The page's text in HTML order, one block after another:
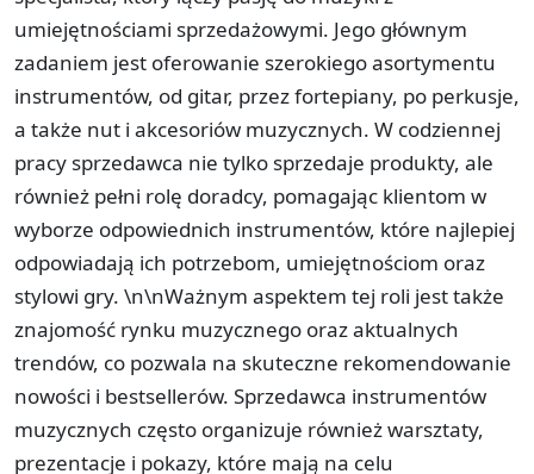
umiejętnościami sprzedażowymi. Jego głównym
zadaniem jest oferowanie szerokiego asortymentu
instrumentów, od gitar, przez fortepiany, po perkusje,
a także nut i akcesoriów muzycznych. W codziennej
pracy sprzedawca nie tylko sprzedaje produkty, ale
również pełni rolę doradcy, pomagając klientom w
wyborze odpowiednich instrumentów, które najlepiej
odpowiadają ich potrzebom, umiejętnościom oraz
stylowi gry. \n\nWażnym aspektem tej roli jest także
znajomość rynku muzycznego oraz aktualnych
trendów, co pozwala na skuteczne rekomendowanie
nowości i bestsellerów. Sprzedawca instrumentów
muzycznych często organizuje również warsztaty,
prezentacje i pokazy, które mają na celu